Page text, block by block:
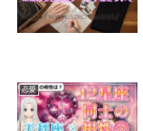
恋愛